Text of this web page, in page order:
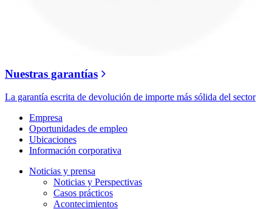
Nuestras garantías
La garantía escrita de devolución de importe más sólida del sector
Empresa
Oportunidades de empleo
Ubicaciones
Información corporativa
Noticias y prensa
Noticias y Perspectivas
Casos prácticos
Acontecimientos